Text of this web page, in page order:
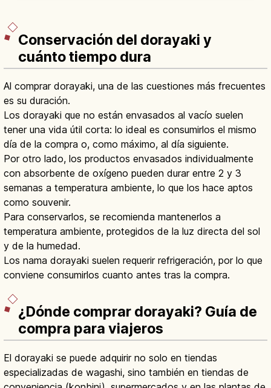
Conservación del dorayaki y
cuánto tiempo dura
Al comprar dorayaki, una de las cuestiones más frecuentes
es su duración.
Los dorayaki que no están envasados al vacío suelen
tener una vida útil corta: lo ideal es consumirlos el mismo
día de la compra o, como máximo, al día siguiente.
Por otro lado, los productos envasados individualmente
con absorbente de oxígeno pueden durar entre 2 y 3
semanas a temperatura ambiente, lo que los hace aptos
como souvenir.
Para conservarlos, se recomienda mantenerlos a
temperatura ambiente, protegidos de la luz directa del sol
y de la humedad.
Los nama dorayaki suelen requerir refrigeración, por lo que
conviene consumirlos cuanto antes tras la compra.
¿Dónde comprar dorayaki? Guía de
compra para viajeros
El dorayaki se puede adquirir no solo en tiendas
especializadas de wagashi, sino también en tiendas de